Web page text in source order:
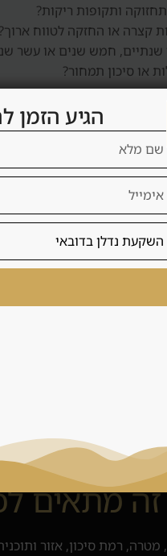
ותקופות ריקות?
קצרה או החזקה לטווח ארוך?
שנתיים, חמש שנים או עשר
או סיכון תמחור?
על תשואה ברוטו, התעלמות
צריך לעזור ללקוח להאט
בדיקה
מתאים
מטרה, רמת סיכון, אזור
הגיע הזמן